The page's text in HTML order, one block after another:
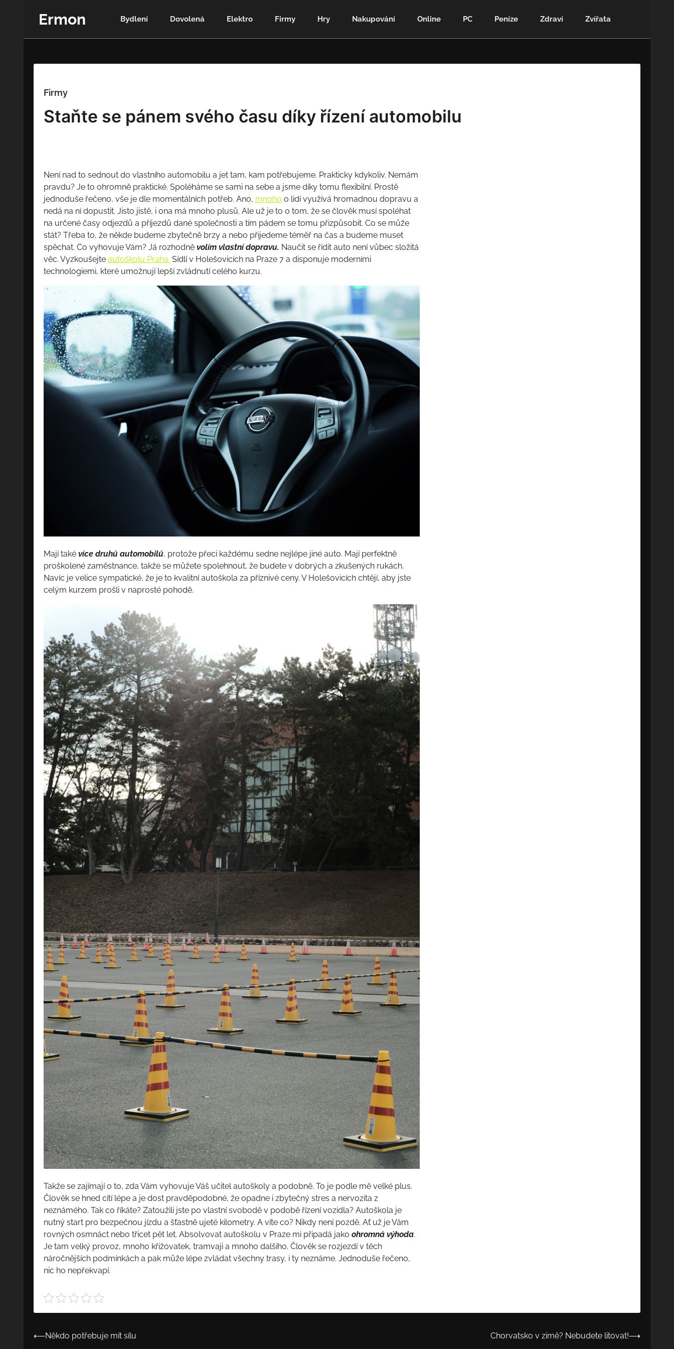
Ermon Bydlení Dovolená Elektro Firmy Hry Nakupování Online PC Peníze Zdraví Zvířata
Firmy
Staňte se pánem svého času díky řízení automobilu
Není nad to sednout do vlastního automobilu a jet tam, kam potřebujeme. Prakticky kdykoliv. Nemám
pravdu? Je to ohromně praktické. Spoléháme se sami na sebe a jsme díky tomu flexibilní. Prostě
jednoduše řečeno, vše je dle momentálních potřeb. Ano, mnoho o lidí využívá hromadnou dopravu a
nedá na ní dopustit. Jisto jistě, i ona má mnoho plusů. Ale už je to o tom, že se člověk musí spoléhat
na určené časy odjezdů a příjezdů dané společnosti a tím pádem se tomu přizpůsobit. Co se může
stát? Třeba to, že někde budeme zbytečně brzy a nebo přijedeme téměř na čas a budeme muset
spěchat. Co vyhovuje Vám? Já rozhodně volím vlastní dopravu. Naučit se řídit auto není vůbec složitá
věc. Vyzkoušejte autoškolu Praha. Sídlí v Holešovicích na Praze 7 a disponuje moderními
technologiemi, které umožnují lepší zvládnutí celého kurzu.
Mají také více druhů automobilů, protože přeci každému sedne nejlépe jiné auto. Mají perfektně
proškolené zaměstnance, takže se můžete spolehnout, že budete v dobrých a zkušených rukách.
Navíc je velice sympatické, že je to kvalitní autoškola za příznivé ceny. V Holešovicích chtějí, aby jste
celým kurzem prošli v naprosté pohodě.
Takže se zajímají o to, zda Vám vyhovuje Váš učitel autoškoly a podobně. To je podle mě velké plus.
Člověk se hned cítí lépe a je dost pravděpodobné, že opadne i zbytečný stres a nervozita z
neznámého. Tak co říkáte? Zatoužili jste po vlastní svobodě v podobě řízení vozidla? Autoškola je
nutný start pro bezpečnou jízdu a šťastně ujeté kilometry. A víte co? Nikdy není pozdě. Ať už je Vám
rovných osmnáct nebo třicet pět let. Absolvovat autoškolu v Praze mi připadá jako ohromná výhoda.
Je tam velký provoz, mnoho křižovatek, tramvaji a mnoho dalšího. Člověk se rozjezdí v těch
náročnějších podmínkách a pak může lépe zvládat všechny trasy, i ty neznáme. Jednoduše řečeno,
nic ho nepřekvapí.
Navigace
⟵Někdo potřebuje mít sílu Chorvatsko v zimě? Nebudete litovat!⟶